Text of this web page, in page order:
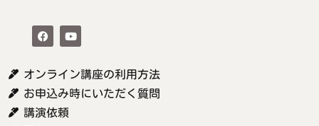
オンライン講座の利用方法
お申込み時にいただく質問
講演依頼